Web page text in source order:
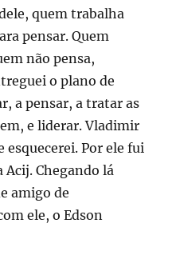
quem trabalha
pensar. Quem
não pensa,
o plano de
a pensar, a tratar as
e liderar. Vladimir
esquecerei. Por ele fui
Chegando lá
amigo de
ele, o Edson